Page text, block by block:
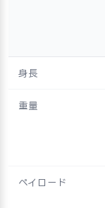
身長
重量
ペイロード